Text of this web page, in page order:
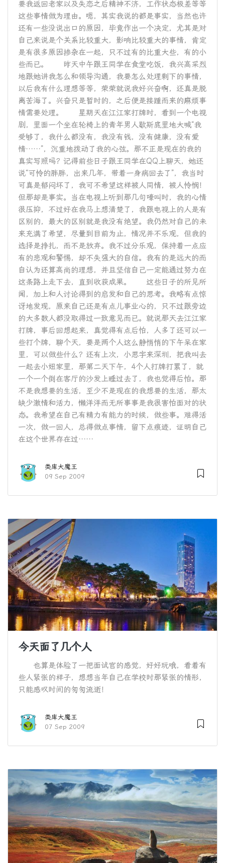
要我返回老家以及失恋之后精神不济，工作状态极差等等
这些事情做为理由。嗯，其实我说的都是事实，当然也许
还有一些没说出口的原因，毕竟作出一个决定，尤其是对
自己来说是个关系比较重大，影响比较重大的事情，肯定
是有很多原因掺杂在一起，只不过有的比重大些，有的小
些而已。 昨天中午跟王同学在食堂吃饭，我兴高采烈
地跟她讲我怎么和领导沟通，我要怎么处理剩下的事情，
以后我有什么理想等等，荣荣就说我好兴奋啊，还真是脱
离苦海了。兴奋只是暂时的，之后便是接踵而来的麻烦事
情需要处理。 星期天在江江家打牌时，看到一个电视
剧，里面一个坐在轮椅上的青年男人歇斯底里地大喊“我
受够了，我什么都没有，我没有钱，没有健康，没有爱
情……”，沉重地拨动了我的心弦。那不正是现在的我的
真实写照吗？记得前些日子跟王同学在QQ上聊天，她还
说“可怜的胖胖，出来几年，带着一身病回去了”，我当时
可真是郁闷坏了，我可不希望这样被人同情，被人怜悯！
但那却是事实。当在电视上听到那几句嚎叫时，我的心情
很压抑，不过好在我马上想清楚了，我跟电视上的人是有
区别的，最大的区别就是我没有绝望。我仍然对自己的未
来充满了希望，尽量到目前为止，情况并不乐观，但我的
选择是挣扎，而不是放弃。我不过分乐观，保持着一点应
有的悲观和警惕，却不失强大的自信。我有的是远大的而
自认为还算高尚的理想，并且坚信自己一定能通过努力在
这条路上走下去，直到收获成果。 这些日子的所见所
闻，加上和人讨论得到的启发和自己的思考。我略有点惊
讶地发现，原来自己还是有点儿事业心的，只不过跟旁边
的大多数人都没取得过一致意见而已。就说那天去江江家
打牌，事后回想起来，真觉得有点后怕，人多了还可以一
些打个牌，聊个天，要是两个人这么静悄悄的下午呆在家
里，可以做些什么？还有上次，小思宇来深圳，把我叫去
一起去小妞家里，那第二天下午，4个人打牌打累了，就
一个一个倒在客厅的沙发上睡过去了，我也觉得后怕。那
不是我想要的生活，至少不是现在的我想要的生活，那太
缺少激情和活力，懒洋洋而无所事事是我很害怕面对的状
态。我希望在自己有精力有能力的时候，做些事。难得活
一次，做一回人，总得做点事情，留下点痕迹，证明自己
在这个世界存在过……
类库大魔王
09 Sep 2009
今天面了几个人
也算是体验了一把面试官的感觉，好好玩哦，看着有
些人紧张的样子，想想当年自己在学校时那紧张的情形，
只能感叹时间的匆匆流逝！
类库大魔王
07 Sep 2009